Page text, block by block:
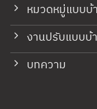
หมวดหมู่แบบบ้
งานปรับแบบบ้
บทความ